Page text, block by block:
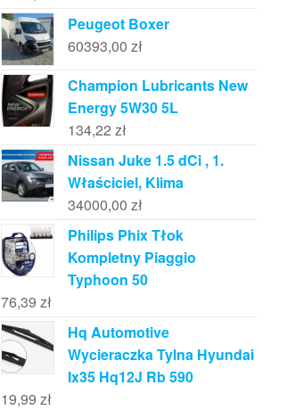
Peugeot Boxer
60393,00 zł
Champion Lubricants New
Energy 5W30 5L
134,22 zł
Nissan Juke 1.5 dCi , 1.
Właściciel, Klima
34000,00 zł
Philips Phix Tłok
Kompletny Piaggio
Typhoon 50
76,39 zł
Hq Automotive
Wycieraczka Tylna Hyundai
Ix35 Hq12J Rb 590
19,99 zł